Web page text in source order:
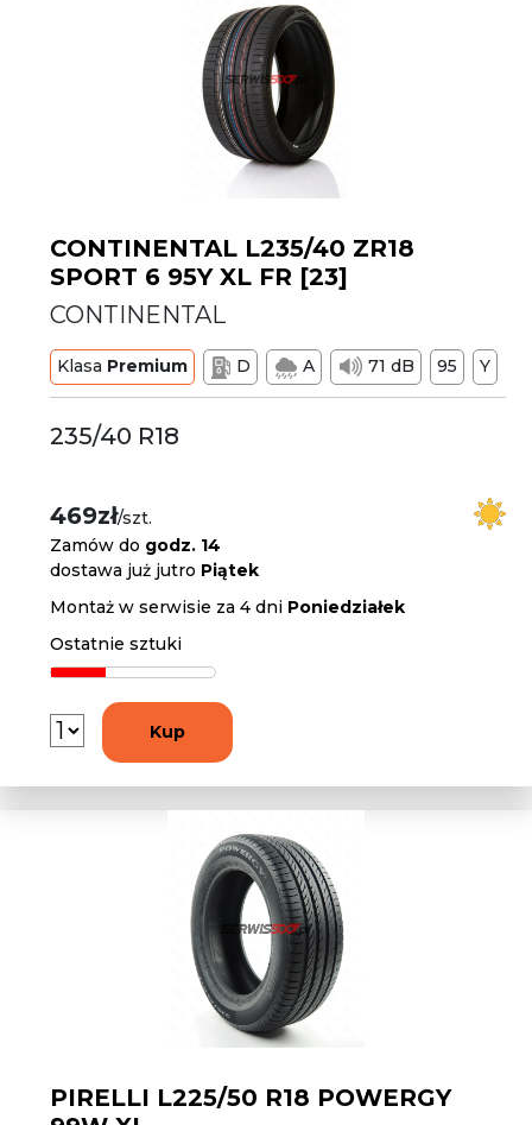
CONTINENTAL L235/40 ZR18
SPORT 6 95Y XL FR [23]
CONTINENTAL
Klasa Premium D A 71 dB 95 Y
235/40 R18
469zł/szt.
Zamów do godz. 14
dostawa już jutro Piątek
Montaż w serwisie za 4 dni Poniedziałek
Ostatnie sztuki
Kup
PIRELLI L225/50 R18 POWERGY